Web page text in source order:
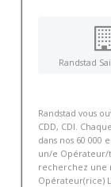
Randstad
Randstad vous
CDD, CDI.
dans nos 60 000
un/e Opérateur/
recherchez une
Opérateur(rice)